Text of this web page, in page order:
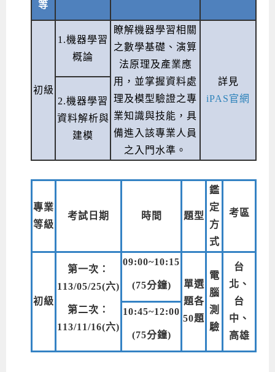
等
初級
1.機器學習
概論
瞭解機器學習相關
之數學基礎、演算
法原理及產業應
用，並掌握資料處
理及模型驗證之專
業知識與技能，具
備進入該專業人員
之入門水準。
詳見
iPAS官網
2.機器學習
資料解析與
建模
專業
等級
考試日期 時間 題型
鑑
定
方
式
考區
初級
第一次：
113/05/25(六)
第二次：
113/11/16(六)
09:00~10:15
(75分鐘)
單選
題各
50題
電
腦
測
驗
台
北、
台
中、
高雄
10:45~12:00
(75分鐘)